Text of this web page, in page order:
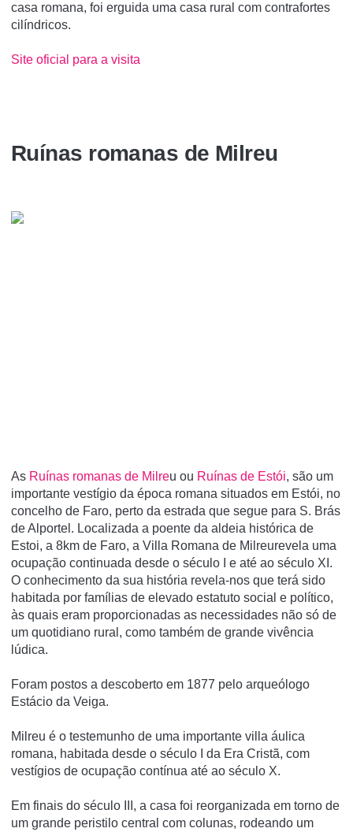
casa romana, foi erguida uma casa rural com contrafortes
cilíndricos.
Site oficial para a visita
Ruí­nas romanas de Milreu
As Ruí­nas romanas de Milreu ou Ruí­nas de Estói, são um
importante vestí­gio da época romana situados em Estói, no
concelho de Faro, perto da estrada que segue para S. Brás
de Alportel. Localizada a poente da aldeia histórica de
Estoi, a 8km de Faro, a Villa Romana de Milreurevela uma
ocupação continuada desde o século I e até ao século XI.
O conhecimento da sua história revela-nos que terá sido
habitada por famílias de elevado estatuto social e político,
às quais eram proporcionadas as necessidades não só de
um quotidiano rural, como também de grande vivência
lúdica.
Foram postos a descoberto em 1877 pelo arqueólogo
Estácio da Veiga.
Milreu é o testemunho de uma importante villa áulica
romana, habitada desde o século I da Era Cristã, com
vestí­gios de ocupação contí­nua até ao século X.
Em finais do século III, a casa foi reorganizada em torno de
um grande peristilo central com colunas, rodeando um